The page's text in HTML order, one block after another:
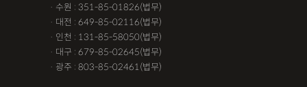
· 수원 : 351-85-01826(법무)
· 대전 : 649-85-02116(법무)
· 인천 : 131-85-58050(법무)
· 대구 : 679-85-02645(법무)
· 광주 : 803-85-02461(법무)